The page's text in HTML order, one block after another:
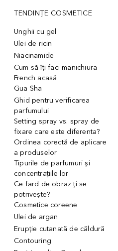
TENDINȚE COSMETICE
Unghii cu gel
Ulei de ricin
Niacinamide
Cum să îți faci manichiura
French acasă
Gua Sha
Ghid pentru verificarea
parfumului
Setting spray vs. spray de
fixare care este diferenta?
Ordinea corectă de aplicare
a produselor
Tipurile de parfumuri și
concentrațiile lor
Ce fard de obraz ți se
potrivește?
Cosmetice coreene
Ulei de argan
Erupție cutanată de căldură
Contouring